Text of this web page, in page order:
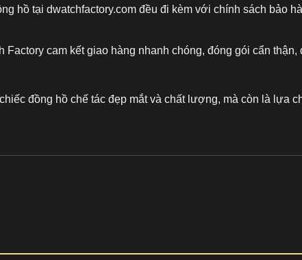
hồ tại dwatchfactory.com đều đi kèm với chính sách bảo
Factory cam kết giao hàng nhanh chóng, đóng gói cẩn
đồng hồ chế tác đẹp mắt và chất lượng, mà còn là lựa